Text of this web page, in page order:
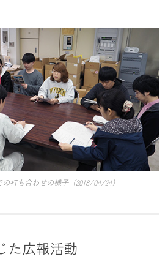
打ち合わせの様子（2018/04/24）
た広報活動